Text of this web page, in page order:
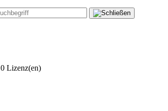
0 Lizenz(en)